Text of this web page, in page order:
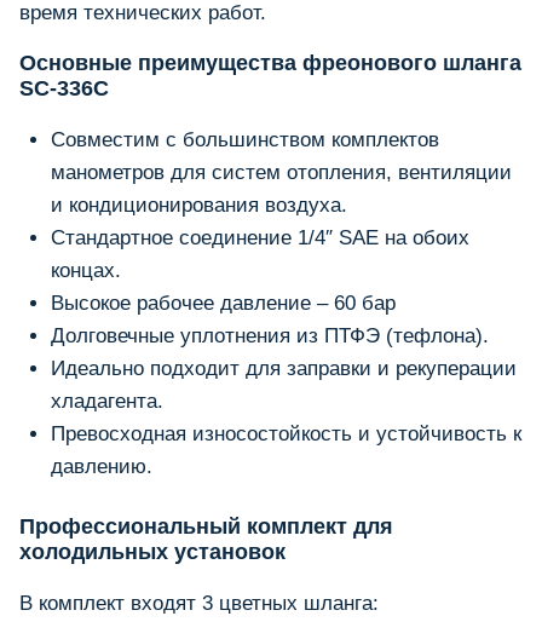
время технических работ.
Основные преимущества фреонового шланга
SC-336C
Совместим с большинством комплектов
манометров для систем отопления, вентиляции
и кондиционирования воздуха.
Стандартное соединение 1/4″ SAE на обоих
концах.
Высокое рабочее давление – 60 бар
Долговечные уплотнения из ПТФЭ (тефлона).
Идеально подходит для заправки и рекуперации
хладагента.
Превосходная износостойкость и устойчивость к
давлению.
Профессиональный комплект для
холодильных установок
В комплект входят 3 цветных шланга: